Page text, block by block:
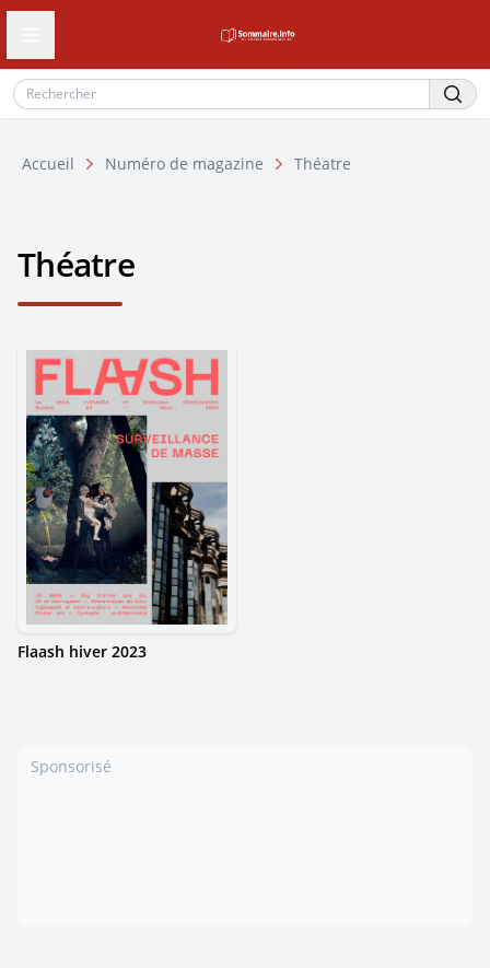
Ouvrir le tiroir de navigation
Accueil Numéro de magazine Théatre
Théatre
Flaash hiver 2023
Sponsorisé